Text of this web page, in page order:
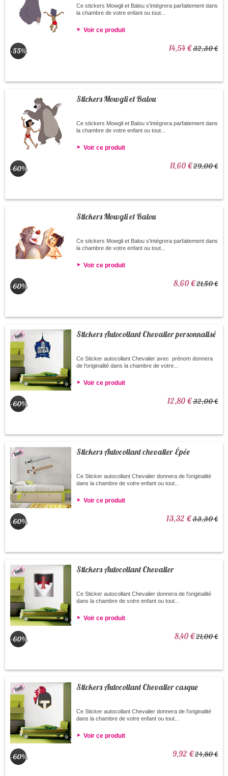
Ce stickers Mowgli et Balou s'intégrera parfaitement dans
la chambre de votre enfant ou tout...
Voir ce produit
-55% 14,54 €32,30 €
Stickers Mowgli et Balou
Ce stickers Mowgli et Balou s'intégrera parfaitement dans
la chambre de votre enfant ou tout...
Voir ce produit
-60% 11,60 €29,00 €
Stickers Mowgli et Balou
Ce stickers Mowgli et Balou s'intégrera parfaitement dans
la chambre de votre enfant ou tout...
Voir ce produit
-60% 8,60 €21,50 €
Stickers Autocollant Chevalier personnalisé
Ce Sticker autocollant Chevalier avec prénom donnera
de l'originalité dans la chambre de votre...
Voir ce produit
-60% 12,80 €32,00 €
Stickers Autocollant chevalier Épée
Ce Sticker autocollant Chevalier donnera de l'originalité
dans la chambre de votre enfant ou tout...
Voir ce produit
-60% 13,32 €33,30 €
Stickers Autocollant Chevalier
Ce Sticker autocollant Chevalier donnera de l'originalité
dans la chambre de votre enfant ou tout...
Voir ce produit
-60% 8,40 €21,00 €
Stickers Autocollant Chevalier casque
Ce Sticker autocollant Chevalier donnera de l'originalité
dans la chambre de votre enfant ou tout...
Voir ce produit
-60% 9,92 €24,80 €